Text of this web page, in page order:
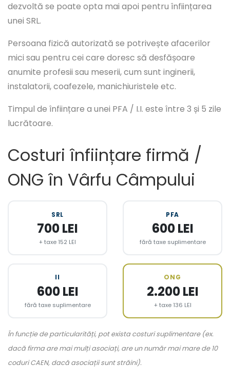
dezvoltă se poate opta mai apoi pentru înființarea
unei SRL.
Persoana fizică autorizată se potrivește afacerilor
mici sau pentru cei care doresc să desfășoare
anumite profesii sau meserii, cum sunt inginerii,
instalatorii, coafezele, manichiuristele etc.
Timpul de înființare a unei PFA / I.I. este între 3 și 5 zile
lucrătoare.
Costuri înființare firmă /
ONG în Vârfu Câmpului
SRL
700 LEI
+ taxe 152 LEI
PFA
600 LEI
fără taxe suplimentare
II
600 LEI
fără taxe suplimentare
ONG
2.200 LEI
+ taxe 136 LEI
În funcție de particularități, pot exista costuri suplimentare (ex.
dacă firma are mai mulți asociați, are un număr mai mare de 10
coduri CAEN, dacă asociații sunt străini).